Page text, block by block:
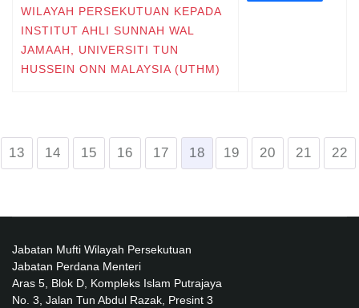
WILAYAH PERSEKUTUAN KEPADA
INSTITUT AHLI SUNNAH WAL
JAMAAH, UNIVERSITI TUN
HUSSEIN ONN MALAYSIA (UTHM)
13 14 15 16 17 18 19 20 21 22
Jabatan Mufti Wilayah Persekutuan
Jabatan Perdana Menteri
Aras 5, Blok D, Kompleks Islam Putrajaya
No. 3, Jalan Tun Abdul Razak, Presint 3